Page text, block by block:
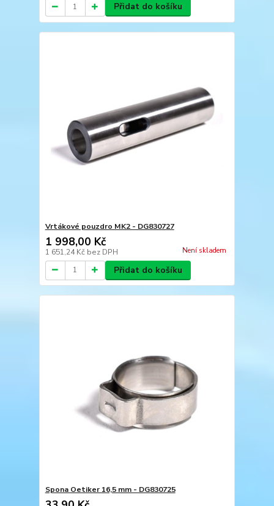
Přidat do košíku
Vrtákové pouzdro MK2 - DG830727
1 998,00 Kč
1 651,24 Kč bez DPH Není skladem
Přidat do košíku
Spona Oetiker 16,5 mm - DG830725